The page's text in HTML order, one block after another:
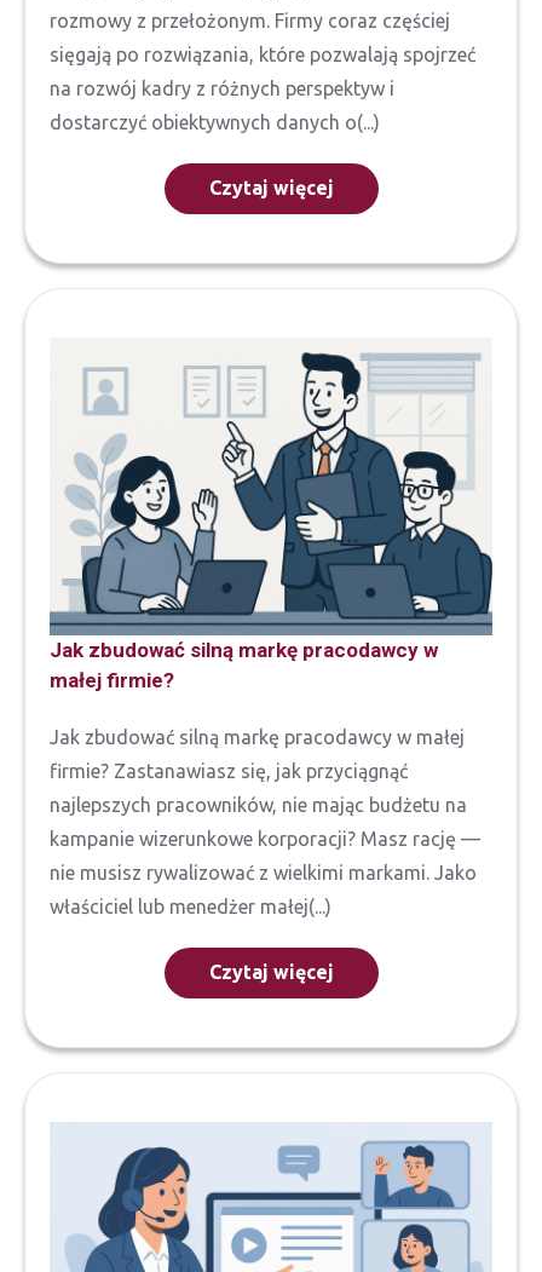
rozmowy z przełożonym. Firmy coraz częściej
sięgają po rozwiązania, które pozwalają spojrzeć
na rozwój kadry z różnych perspektyw i
dostarczyć obiektywnych danych o(...)
Czytaj więcej
Jak zbudować silną markę pracodawcy w
małej firmie?
Jak zbudować silną markę pracodawcy w małej
firmie? Zastanawiasz się, jak przyciągnąć
najlepszych pracowników, nie mając budżetu na
kampanie wizerunkowe korporacji? Masz rację —
nie musisz rywalizować z wielkimi markami. Jako
właściciel lub menedżer małej(...)
Czytaj więcej